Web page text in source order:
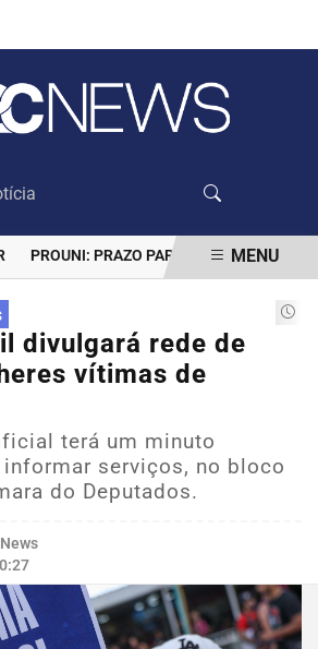
PROUNI: PRAZO PARA COMPROVARMENU
divulgará rede de
vítimas de
terá um minuto
informar serviços, no bloco
do Deputados.